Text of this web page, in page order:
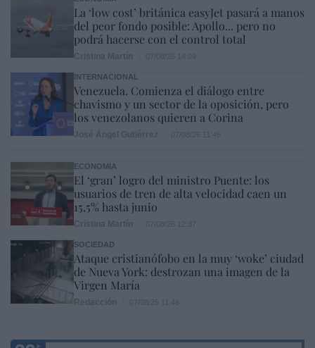
La ‘low cost’ británica easyJet pasará a manos
del peor fondo posible: Apollo... pero no
podrá hacerse con el control total
INTERNACIONAL
Venezuela. Comienza el diálogo entre
chavismo y un sector de la oposición, pero
los venezolanos quieren a Corina
ECONOMÍA
El ‘gran’ logro del ministro Puente: los
usuarios de tren de alta velocidad caen un
15,5% hasta junio
SOCIEDAD
Ataque cristianófobo en la muy ‘woke’ ciudad
de Nueva York: destrozan una imagen de la
Virgen María